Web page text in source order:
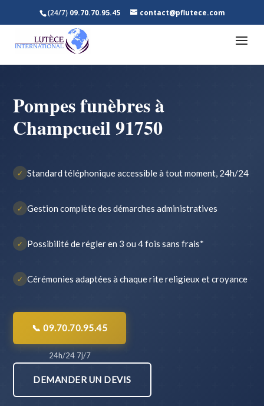
(24/7) 09.70.70.95.45 contact@pflutece.com
Pompes funèbres à
Champcueil 91750
✓ Standard téléphonique accessible à tout moment, 24h/24
✓ Gestion complète des démarches administratives
✓ Possibilité de régler en 3 ou 4 fois sans frais*
✓ Cérémonies adaptées à chaque rite religieux et croyance
📞 09.70.70.95.45
24h/24 7j/7
DEMANDER UN DEVIS